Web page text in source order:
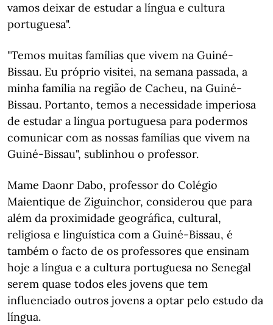
vamos deixar de estudar a língua e cultura
portuguesa".
"Temos muitas famílias que vivem na Guiné-
Bissau. Eu próprio visitei, na semana passada, a
minha família na região de Cacheu, na Guiné-
Bissau. Portanto, temos a necessidade imperiosa
de estudar a língua portuguesa para podermos
comunicar com as nossas famílias que vivem na
Guiné-Bissau", sublinhou o professor.
Mame Daonr Dabo, professor do Colégio
Maientique de Ziguinchor, considerou que para
além da proximidade geográfica, cultural,
religiosa e linguística com a Guiné-Bissau, é
também o facto de os professores que ensinam
hoje a língua e a cultura portuguesa no Senegal
serem quase todos eles jovens que tem
influenciado outros jovens a optar pelo estudo da
língua.